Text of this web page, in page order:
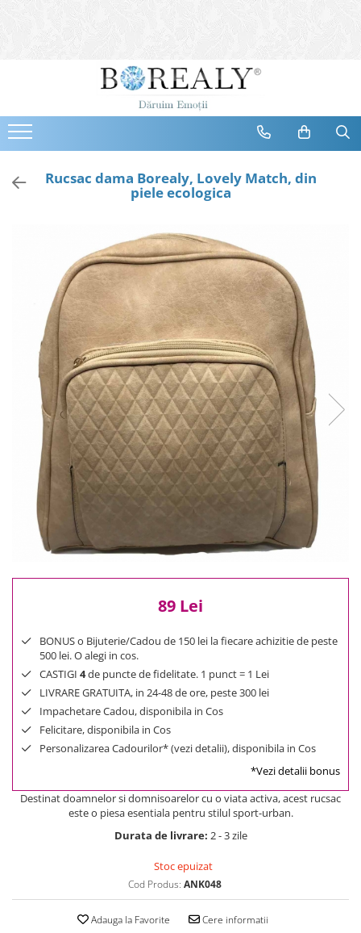
Bijuterii
Cercei
Bratari
Coliere
Destinatari
Bijuterii Femei
Bijuterii Copii
Bijuterii Mirese
Selectii
Reduceri
Cele mai noi
Cele mai vandute
Cele mai votate
Cu video
0 Lei - 100 Lei
100 Lei - 200 Lei
200 Lei - 300 Lei
Rucsac dama Borealy, Lovely Match, din
piele ecologica
89 Lei
BONUS o Bijuterie/Cadou de 150 lei la fiecare achizitie de peste
500 lei. O alegi in cos.
CASTIGI 4de puncte de fidelitate. 1 punct = 1 Lei
LIVRARE GRATUITA, in 24-48 de ore, peste 300 lei
Impachetare Cadou, disponibila in Cos
Felicitare, disponibila in Cos
Personalizarea Cadourilor* (vezi detalii), disponibila in Cos
*Vezi detalii bonus
Destinat doamnelor si domnisoarelor cu o viata activa, acest rucsac
este o piesa esentiala pentru stilul sport-urban.
Durata de livrare: 2 - 3 zile
Stoc epuizat
Cod Produs: ANK048
Adauga la Favorite Cere informatii